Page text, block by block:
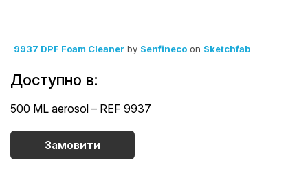
9937 DPF Foam Cleaner by Senfineco on Sketchfab
Доступно в:
500 ML aerosol – REF 9937
Замовити